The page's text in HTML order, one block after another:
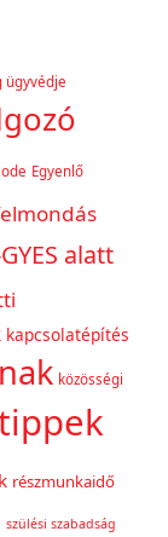
ügyvédje
Egyenlő
alatt
kapcsolatépítés
közösségi
részmunkaidő
szülési szabadság